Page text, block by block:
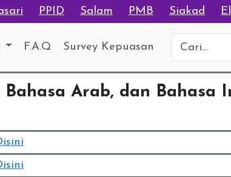
PPID Salam PMB Siakad
F.A.Q Survey Kepuasan
Arab, dan Bahasa